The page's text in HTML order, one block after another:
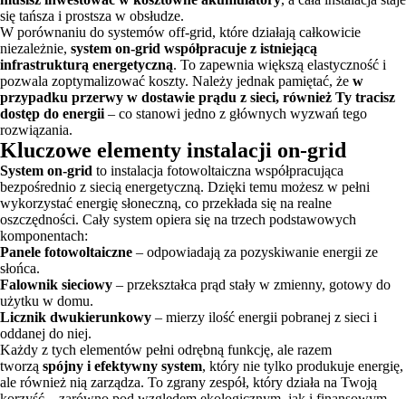
się tańsza i prostsza w obsłudze.
W porównaniu do systemów off-grid, które działają całkowicie
niezależnie, system on-grid współpracuje z istniejącą
infrastrukturą energetyczną. To zapewnia większą elastyczność i
pozwala zoptymalizować koszty. Należy jednak pamiętać, że w
przypadku przerwy w dostawie prądu z sieci, również Ty tracisz
dostęp do energii – co stanowi jedno z głównych wyzwań tego
rozwiązania.
Kluczowe elementy instalacji on-grid
System on-grid to instalacja fotowoltaiczna współpracująca
bezpośrednio z siecią energetyczną. Dzięki temu możesz w pełni
wykorzystać energię słoneczną, co przekłada się na realne
oszczędności. Cały system opiera się na trzech podstawowych
komponentach:
Panele fotowoltaiczne – odpowiadają za pozyskiwanie energii ze
słońca.
Falownik sieciowy – przekształca prąd stały w zmienny, gotowy do
użytku w domu.
Licznik dwukierunkowy – mierzy ilość energii pobranej z sieci i
oddanej do niej.
Każdy z tych elementów pełni odrębną funkcję, ale razem
tworzą spójny i efektywny system, który nie tylko produkuje energię,
ale również nią zarządza. To zgrany zespół, który działa na Twoją